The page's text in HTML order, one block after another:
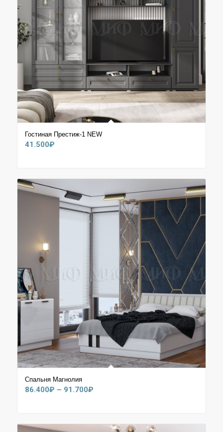
Гостиная Престиж-1 NEW
41.500₽
Спальня Магнолия
86.400₽ – 91.700₽Диапазон
–